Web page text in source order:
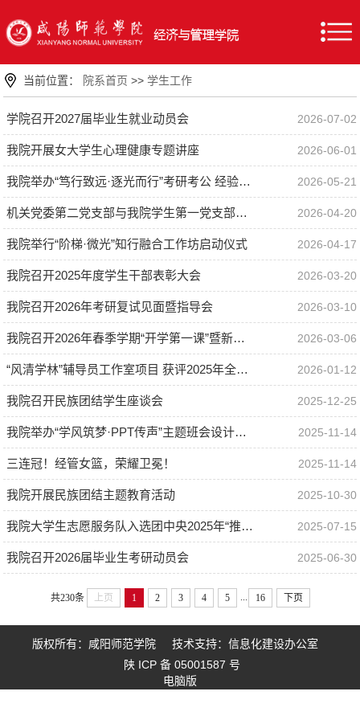
当前位置： 院系首页 >>学生工作
2026-07-02
学院召开2027届毕业生就业动员会
2026-06-01
我院开展女大学生心理健康专题讲座
2026-05-21
我院举办“笃行致远·逐光而行”考研考公 经验分享会
2026-04-20
机关党委第二党支部与我院学生第一党支部开展支部共建主题活动
2026-04-17
我院举行“阶梯·微光”知行融合工作坊启动仪式
2026-03-20
我院召开2025年度学生干部表彰大会
2026-03-10
我院召开2026年考研复试见面暨指导会
2026-03-06
我院召开2026年春季学期“开学第一课”暨新学期学生工作会
2026-01-12
“风清学林”辅导员工作室项目 获评2025年全国联建共建优秀案例
2025-12-25
我院召开民族团结学生座谈会
2025-11-14
我院举办“学风筑梦·PPT传声”主题班会设计大赛决赛
2025-11-14
三连冠！经管女篮，荣耀卫冕！
2025-10-30
我院开展民族团结主题教育活动
2025-07-15
我院大学生志愿服务队入选团中央2025年“推普助力乡村振兴”全国大学生暑期社会实践志愿服务活动参与协同团队
2025-06-30
我院召开2026届毕业生考研动员会
共230条 上页 1 2 3 4 5 16 下页
版权所有：咸阳师范学院 技术支持：信息化建设办公室
陕 ICP 备 05001587 号
电脑版